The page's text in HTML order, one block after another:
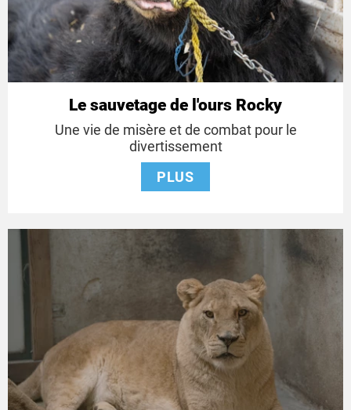
Le sauvetage de l'ours Rocky
Une vie de misère et de combat pour le
divertissement
PLUS